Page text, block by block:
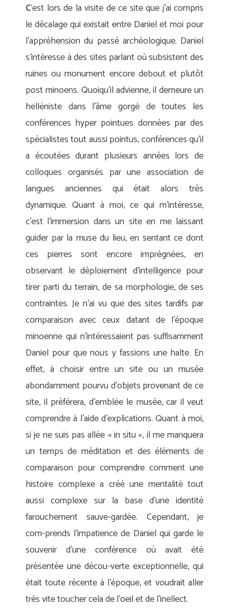
C‘est lors de la visite de ce site que j’ai compris
le décalage qui existait entre Daniel et moi pour
l’appréhension du passé archéologique. Daniel
s’intéresse à des sites parlant où subsistent des
ruines ou monument encore debout et plutôt
post minoens. Quoiqu’il advienne, il demeure un
helléniste dans l’âme gorgé de toutes les
conférences hyper pointues données par des
spécialistes tout aussi pointus, conférences qu’il
a écoutées durant plusieurs années lors de
colloques organisés par une association de
langues anciennes qui était alors très
dynamique. Quant à moi, ce qui m’intéresse,
c’est l’immersion dans un site en me laissant
guider par la muse du lieu, en sentant ce dont
ces pierres sont encore imprégnées, en
observant le déploiement d’intelligence pour
tirer parti du terrain, de sa morphologie, de ses
contraintes. Je n’ai vu que des sites tardifs par
comparaison avec ceux datant de l’époque
minoenne qui n’intéressaient pas suffisamment
Daniel pour que nous y fassions une halte. En
effet, à choisir entre un site ou un musée
abondamment pourvu d’objets provenant de ce
site, il préférera, d’emblée le musée, car il veut
comprendre à l’aide d’explications. Quant à moi,
si je ne suis pas allée « in situ », il me manquera
un temps de méditation et des éléments de
comparaison pour comprendre comment une
histoire complexe a créé une mentalité tout
aussi complexe sur la base d’une identité
farouchement sauve-gardée. Cependant, je
com-prends l’impatience de Daniel qui garde le
souvenir d’une conférence où avait été
présentée une décou-verte exceptionnelle, qui
était toute récente à l’époque, et voudrait aller
très vite toucher cela de l’oeil et de l’inellect.